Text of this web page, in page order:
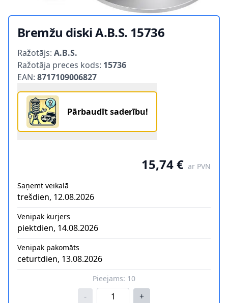
Bremžu diski A.B.S. 15736
Ražotājs: A.B.S.
Ražotāja preces kods: 15736
EAN: 8717109006827
Pārbaudīt saderību!
15,74 € ar PVN
Saņemt veikalā
trešdien, 12.08.2026
Venipak kurjers
piektdien, 14.08.2026
Venipak pakomāts
ceturtdien, 13.08.2026
Pieejams: 10
- +